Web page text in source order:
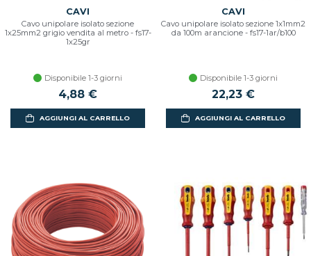
CAVI
Cavo unipolare isolato sezione
1x25mm2 grigio vendita al metro - fs17-
1x25gr
Disponibile 1-3 giorni
4,88 €
AGGIUNGI AL CARRELLO
CAVI
Cavo unipolare isolato sezione 1x1mm2
da 100m arancione - fs17-1ar/b100
Disponibile 1-3 giorni
22,23 €
AGGIUNGI AL CARRELLO